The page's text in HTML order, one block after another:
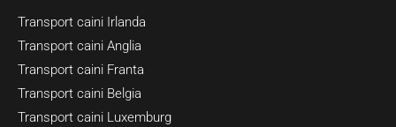
Transport caini Irlanda
Transport caini Anglia
Transport caini Franta
Transport caini Belgia
Transport caini Luxemburg